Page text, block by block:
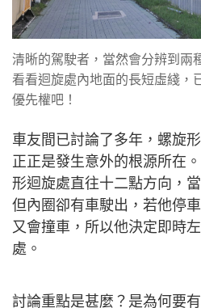
清晰的駕駛者，當然會分辨到兩
看看迴旋處內地面的長短虛綫，
優先權吧！
車友間已討論了多年，螺旋
正正是發生意外的根源所在
形迴旋處直往十二點方向，
但內圈卻有車駛出，若他停
又會撞車，所以他決定即時
處。
討論重點是甚麼？是為何要